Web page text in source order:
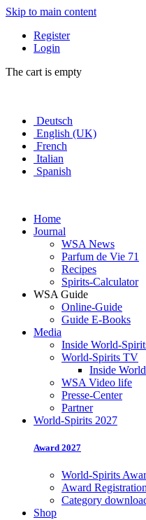
Skip to main content
Register
Login
The cart is empty
Deutsch
English (UK)
French
Italian
Spanish
Home
Journal
WSA News
Parfum de Vie 71
Recipes
Spirits-Calculator
WSA Guide
Online-Guide
Guide E-Books
Media
Inside World-
World-Spirits TV
Inside
WSA Video life
Presse-Center
Partner
World-Spirits 2027
Award 2027
World-Spirits
Award Registration
Category
Shop